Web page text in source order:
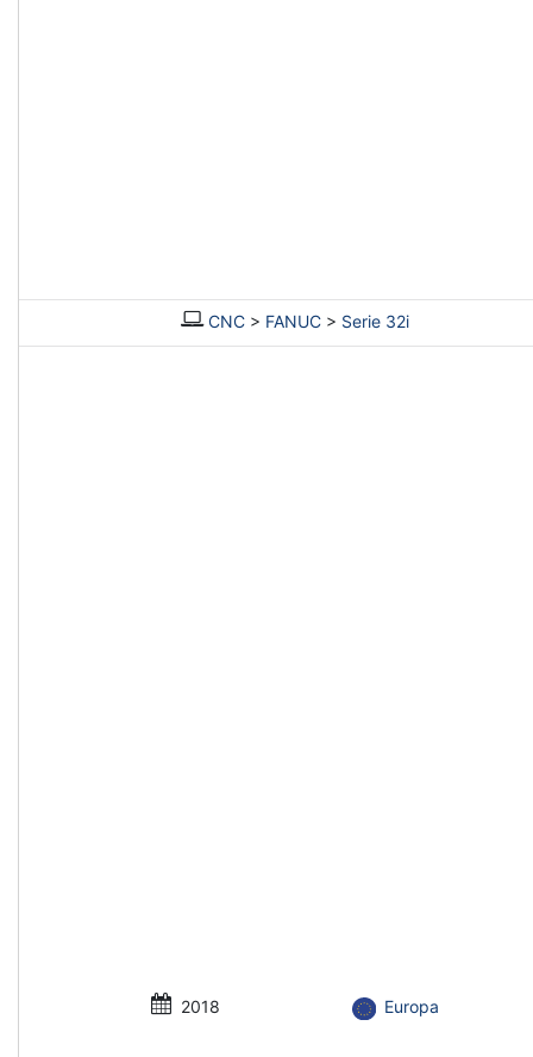
CNC > FANUC > Serie 32i
2018 Europa